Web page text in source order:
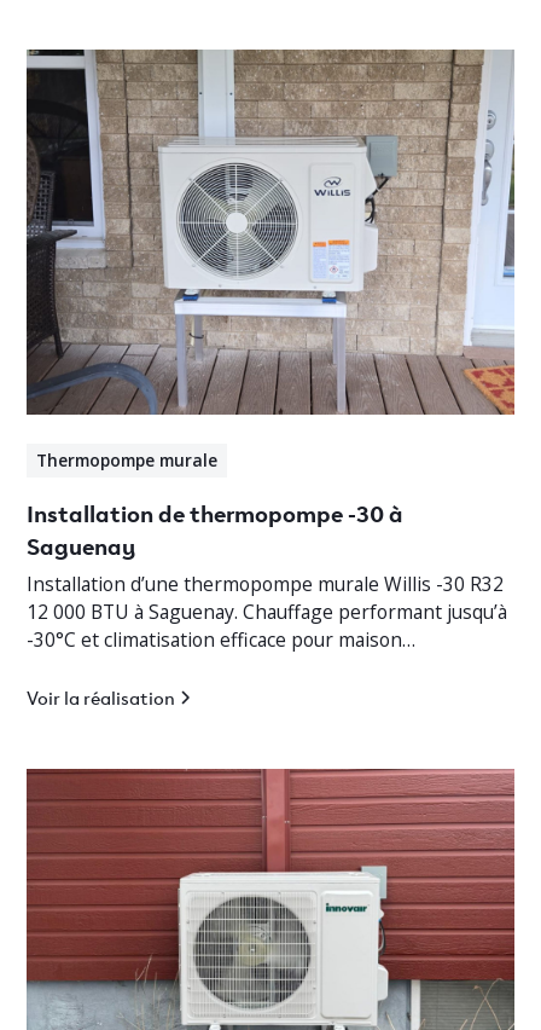
Thermopompe murale
Installation de thermopompe -30 à
Saguenay
Installation d’une thermopompe murale Willis -30 R32
12 000 BTU à Saguenay. Chauffage performant jusqu’à
-30°C et climatisation efficace pour maison
Voir la réalisation